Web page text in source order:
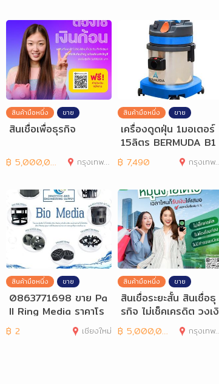
สินค้ามือหนึ่ง ขาย
สินเชื่อเพื่อธุรกิจ
฿ 5,000,000 กรุงเทพมหานคร
สินค้ามือหนึ่ง ขาย
เครื่องดูดฝุ่น 1มอเตอร์
15ลิตร BERMUDA B1
15
฿ 7,490 กรุงเทพมหานคร
สินค้ามือหนึ่ง ขาย
0863771698 ขาย Pa
ll Ring Media ราคาโร
งงาน ลูกมีเดียบำบัดน้
฿ 2 เชียงใหม่
สินค้ามือหนึ่ง ขาย
สินเชื่อระยะสั้น สินเชื่อธุ
รกิจ ไม่เช็คเครดิต วงเงิ
นสูง
฿ 5,000,000 กรุงเทพมหานคร